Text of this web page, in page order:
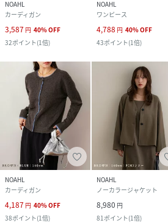
NOAHL
カーディガン
3,587 円 40%OFF
32ポイント(1倍)
NOAHL
ワンピース
4,788 円 40%OFF
43ポイント(1倍)
NOAHL
カーディガン
4,187 円 40%OFF
38ポイント(1倍)
NOAHL
ノーカラージャケット
8,980 円
81 ポイント(1倍)